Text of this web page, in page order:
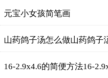
元宝小女孩简笔画
山药鸽子汤怎么做山药鸽子
16-2.9x4.6的简便方法16-